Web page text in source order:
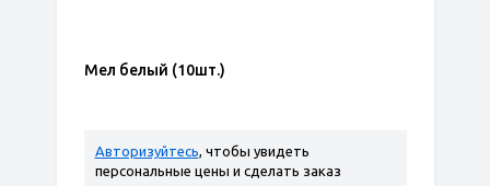
Мел белый (10шт.)
Авторизуйтесь, чтобы увидеть
персональные цены и сделать заказ